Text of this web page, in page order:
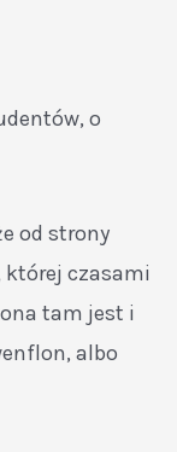
o
od strony
której czasami
tam jest i
albo